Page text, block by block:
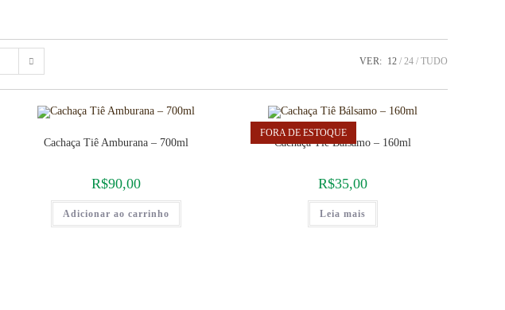
VER: 12 24 TUDO
Cachaça Tiê Amburana – 700ml
R$90,00
Adicionar ao carrinho
FORA DE ESTOQUE
Cachaça Tiê Bálsamo – 160ml
R$35,00
Leia mais